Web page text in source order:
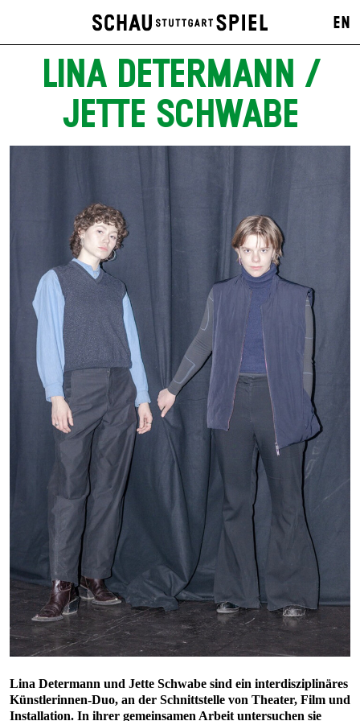
EN
LINA DETERMANN /
JETTE SCHWABE
Lina Determann und Jette Schwabe sind ein interdisziplinäres
Künstlerinnen-Duo, an der Schnittstelle von Theater, Film und
Installation. In ihrer gemeinsamen Arbeit untersuchen sie